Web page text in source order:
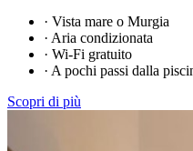
· Vista mare o Murgia
· Aria condizionata
· Wi-Fi gratuito
· A pochi passi dalla
Scopri di più